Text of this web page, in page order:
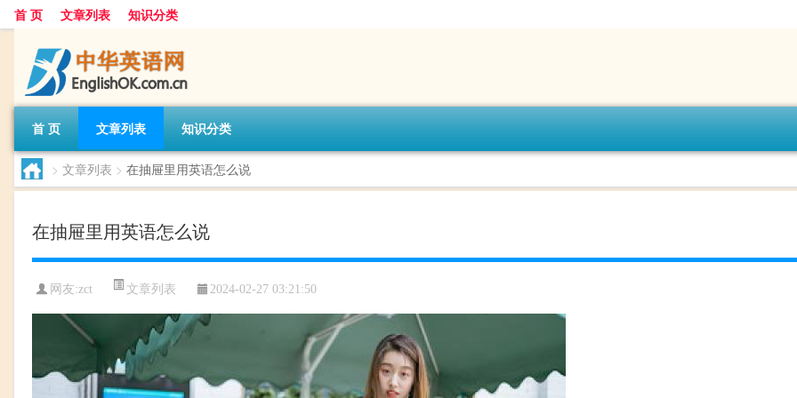
首 页 文章列表 知识分类
首 页 文章列表 知识分类
> 文章列表 > 在抽屉里用英语怎么说
在抽屉里用英语怎么说
网友:zct 文章列表 2024-02-27 03:21:50